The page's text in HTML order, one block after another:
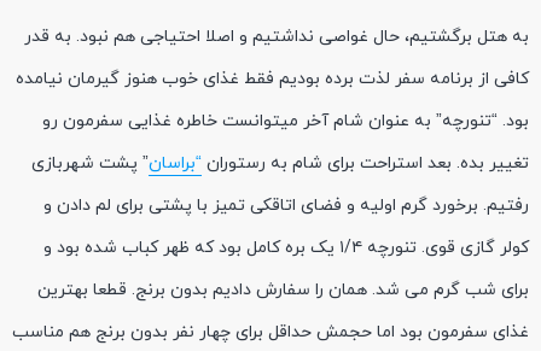
به هتل برگشتیم، حال غواصی نداشتیم و اصلا احتیاجی هم نبود. به قدر
کافی از برنامه سفر لذت برده بودیم فقط غذای خوب هنوز گیرمان نیامده
بود. “تنورچه” به عنوان شام آخر میتوانست خاطره غذایی سفرمون رو
تغییر بده. بعد استراحت برای شام به رستوران “براسان” پشت شهربازی
رفتیم. برخورد گرم اولیه و فضای اتاقکی تمیز با پشتی برای لم دادن و
کولر گازی قوی. تنورچه ۱/۴ یک بره کامل بود که ظهر کباب شده بود و
برای شب گرم می شد. همان را سفارش دادیم بدون برنج. قطعا بهترین
غذای سفرمون بود اما حجمش حداقل برای چهار نفر بدون برنج هم مناسب